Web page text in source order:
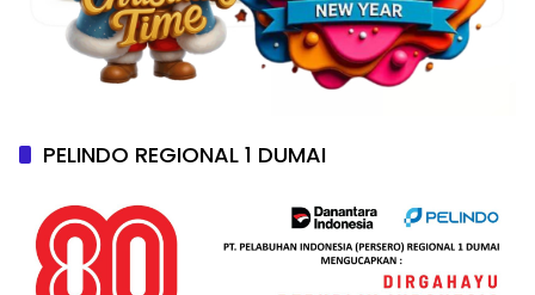
PELINDO REGIONAL 1 DUMAI